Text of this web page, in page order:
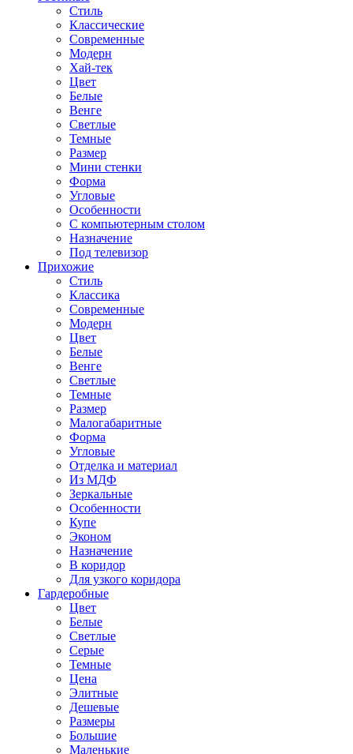
Стиль
Классические
Современные
Модерн
Хай-тек
Цвет
Белые
Венге
Светлые
Темные
Размер
Мини стенки
Форма
Угловые
Особенности
С компьютерным столом
Назначение
Под телевизор
Прихожие
Стиль
Классика
Современные
Модерн
Цвет
Белые
Венге
Светлые
Темные
Размер
Малогабаритные
Форма
Угловые
Отделка и материал
Из МДФ
Зеркальные
Особенности
Купе
Эконом
Назначение
В коридор
Для узкого коридора
Гардеробные
Цвет
Белые
Светлые
Серые
Темные
Цена
Элитные
Дешевые
Размеры
Большие
Маленькие